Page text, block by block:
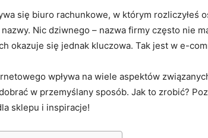
się biuro rachunkowe, w którym rozliczyłeś
nazwy. Nic dziwnego – nazwa firmy często nie
okazuje się jednak kluczowa. Tak jest w e-
wpływa na wiele aspektów
w przemyślany sposób. Jak to zrobić?
sklepu i inspiracje!